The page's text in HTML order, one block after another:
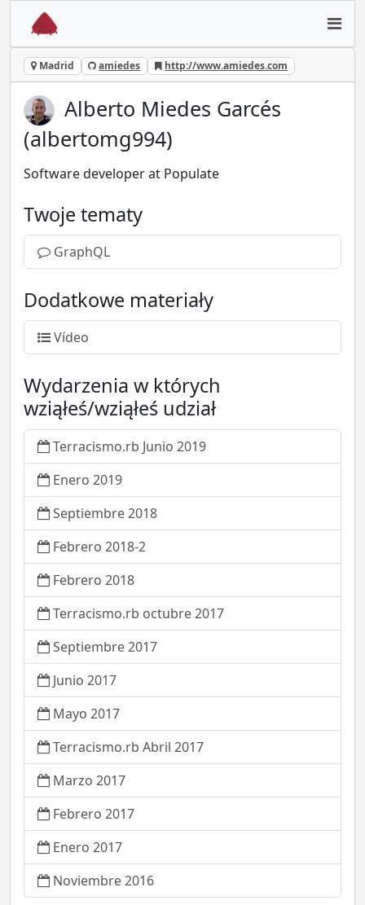
Madrid amiedes http://www.amiedes.com
Alberto Miedes Garcés
(albertomg994)
Software developer at Populate
Twoje tematy
GraphQL
Dodatkowe materiały
Vídeo
Wydarzenia w których
wziąłeś/wziąłeś udział
Terracismo.rb Junio 2019
Enero 2019
Septiembre 2018
Febrero 2018-2
Febrero 2018
Terracismo.rb octubre 2017
Septiembre 2017
Junio 2017
Mayo 2017
Terracismo.rb Abril 2017
Marzo 2017
Febrero 2017
Enero 2017
Noviembre 2016